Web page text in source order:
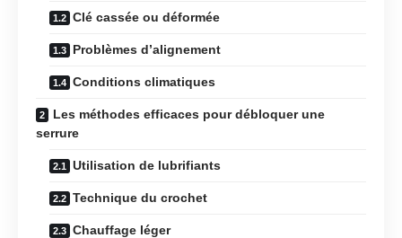
Clé cassée ou déformée
Problèmes d’alignement
Conditions climatiques
Les méthodes efficaces pour débloquer une
serrure
Utilisation de lubrifiants
Technique du crochet
Chauffage léger